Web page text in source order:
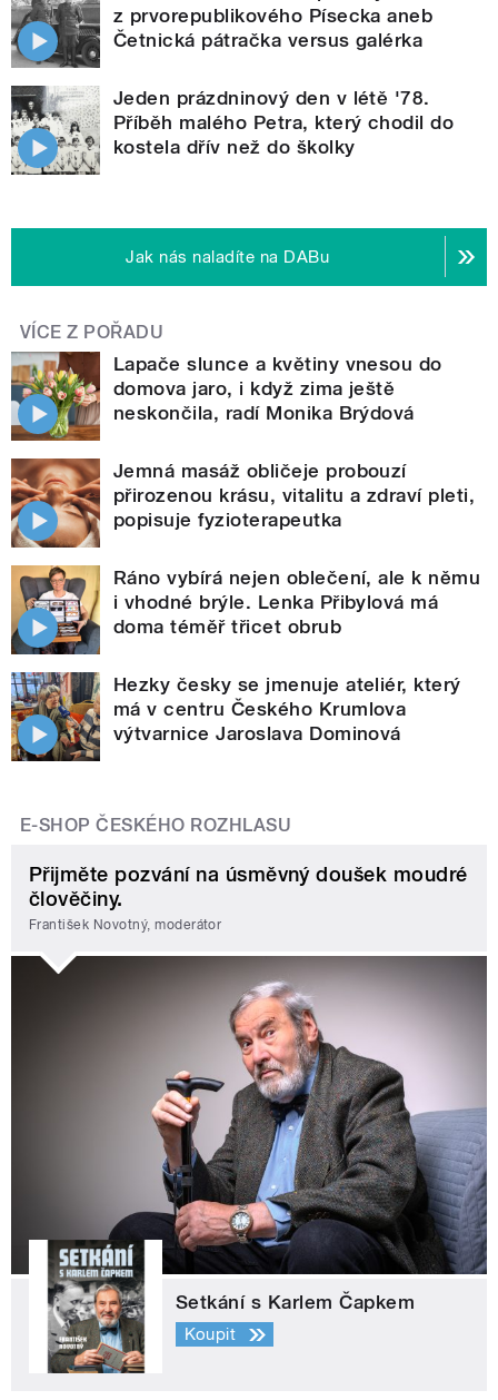
z prvorepublikového Písecka aneb
Četnická pátračka versus galérka
Jeden prázdninový den v létě '78.
Příběh malého Petra, který chodil do
kostela dřív než do školky
Jak nás naladíte na DABu
VÍCE Z POŘADU
Lapače slunce a květiny vnesou do
domova jaro, i když zima ještě
neskončila, radí Monika Brýdová
Jemná masáž obličeje probouzí
přirozenou krásu, vitalitu a zdraví pleti,
popisuje fyzioterapeutka
Ráno vybírá nejen oblečení, ale k němu
i vhodné brýle. Lenka Přibylová má
doma téměř třicet obrub
Hezky česky se jmenuje ateliér, který
má v centru Českého Krumlova
výtvarnice Jaroslava Dominová
E-SHOP ČESKÉHO ROZHLASU
Přijměte pozvání na úsměvný doušek moudré
člověčiny.
František Novotný, moderátor
Setkání s Karlem Čapkem
Koupit